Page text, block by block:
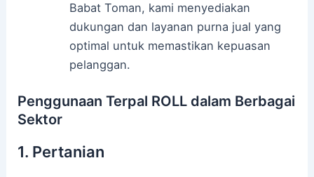
Babat Toman, kami menyediakan
dukungan dan layanan purna jual yang
optimal untuk memastikan kepuasan
pelanggan.
Penggunaan Terpal ROLL dalam Berbagai
Sektor
1. Pertanian